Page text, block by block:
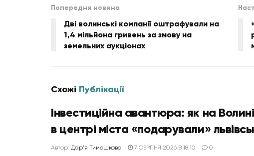
Попередня новина
Дві волинські компанії оштрафували на
1,4 мільйона гривень за змову на
земельних аукціонах
Схожі Публікації
Інвестиційна авантюра: як на
в центрі міста «подарували»
Автор: Дар'я Тимошкова 7 СЕРПНЯ 2026 В 18:10 0